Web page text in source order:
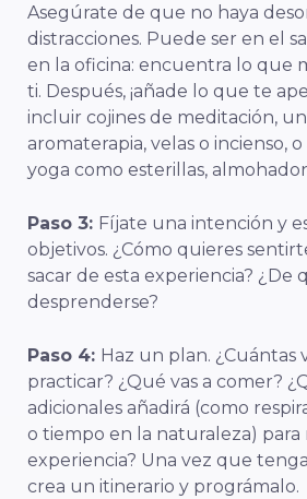
Asegúrate de que no haya
distracciones. Puede ser en el
en la oficina: encuentra lo que
ti. Después, ¡añade lo que te
incluir cojines de meditación,
aromaterapia, velas o incienso,
yoga como esterillas,
Paso 3: Fíjate una intención y
objetivos. ¿Cómo quieres
sacar de esta experiencia? ¿De
desprenderse?
Paso 4: Haz un plan. ¿Cuántas
practicar? ¿Qué vas a comer?
adicionales añadirá (como
o tiempo en la naturaleza) para
experiencia? Una vez que
crea un itinerario y prográmalo.